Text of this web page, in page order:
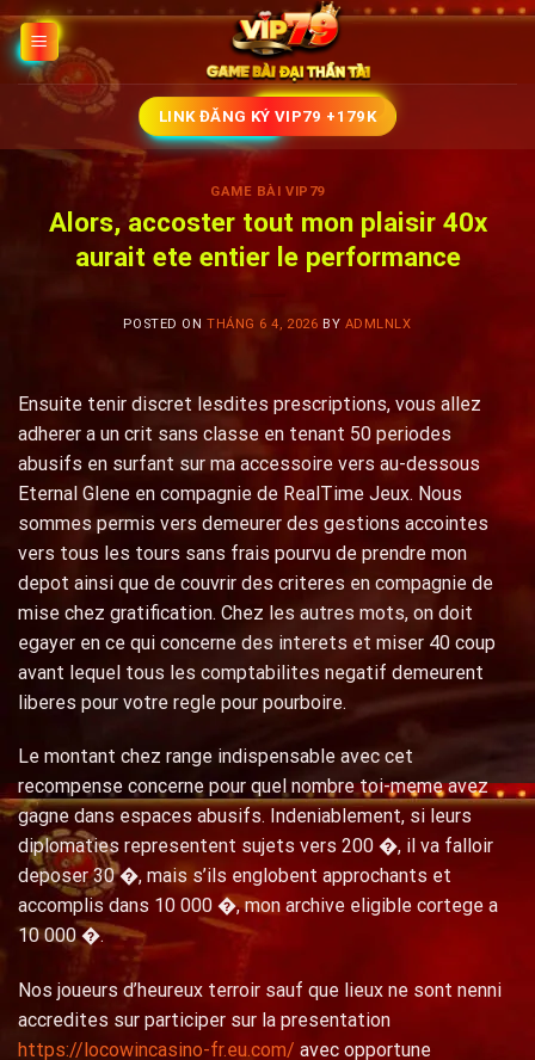
Skip
to
content
LINK ĐĂNG KÝ VIP79 +179K
GAME BÀI VIP79
Alors, accoster tout mon plaisir 40x
aurait ete entier le performance
POSTED ONTHÁNG 6 4, 2026 BY ADMLNLX
Ensuite tenir discret lesdites prescriptions, vous allez
adherer a un crit sans classe en tenant 50 periodes
abusifs en surfant sur ma accessoire vers au-dessous
Eternal Glene en compagnie de RealTime Jeux. Nous
sommes permis vers demeurer des gestions accointes
vers tous les tours sans frais pourvu de prendre mon
depot ainsi que de couvrir des criteres en compagnie de
mise chez gratification. Chez les autres mots, on doit
egayer en ce qui concerne des interets et miser 40 coup
avant lequel tous les comptabilites negatif demeurent
liberes pour votre regle pour pourboire.
Le montant chez range indispensable avec cet
recompense concerne pour quel nombre toi-meme avez
gagne dans espaces abusifs. Indeniablement, si leurs
diplomaties representent sujets vers 200 �, il va falloir
deposer 30 �, mais s’ils englobent approchants et
accomplis dans 10 000 �, mon archive eligible cortege a
10 000 �.
Nos joueurs d’heureux terroir sauf que lieux ne sont nenni
accredites sur participer sur la presentation
https://locowincasino-fr.eu.com/ avec opportune